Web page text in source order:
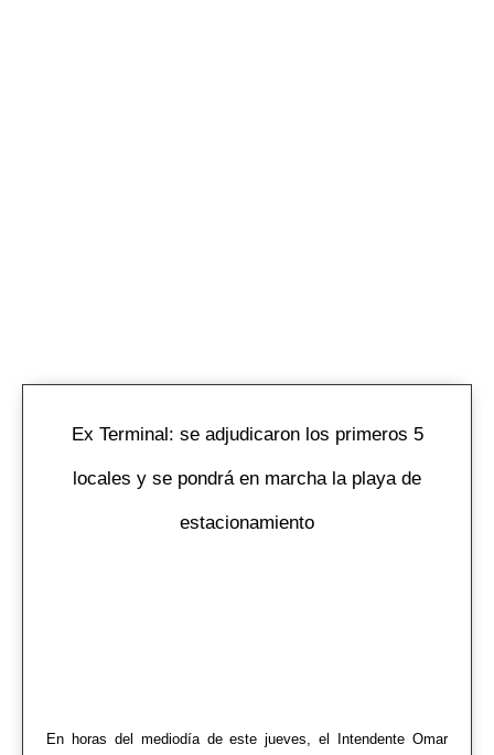
Ex Terminal: se adjudicaron los primeros 5
locales y se pondrá en marcha la playa de
estacionamiento
En horas del mediodía de este jueves, el Intendente Omar